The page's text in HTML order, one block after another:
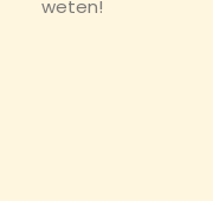
weten!